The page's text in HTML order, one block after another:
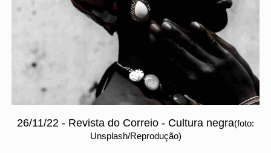
26/11/22 - Revista do Correio - Cultura negra(foto:
Unsplash/Reprodução)